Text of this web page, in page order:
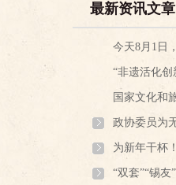
最新资讯文章